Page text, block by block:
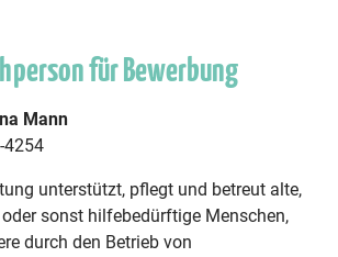
für Bewerbung
Mann
4254
unterstützt, pflegt und betreut alte,
sonst hilfebedürftige Menschen,
durch den Betrieb von